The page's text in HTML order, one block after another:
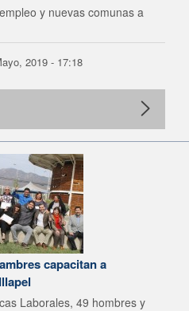
y nuevas comunas a
2019 - 17:18
capacitan a
Laborales, 49 hombres y